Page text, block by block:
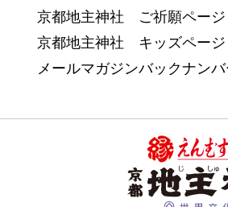
京都地主神社 ご祈願ページ
京都地主神社 キッズページ
メールマガジンバックナンバ